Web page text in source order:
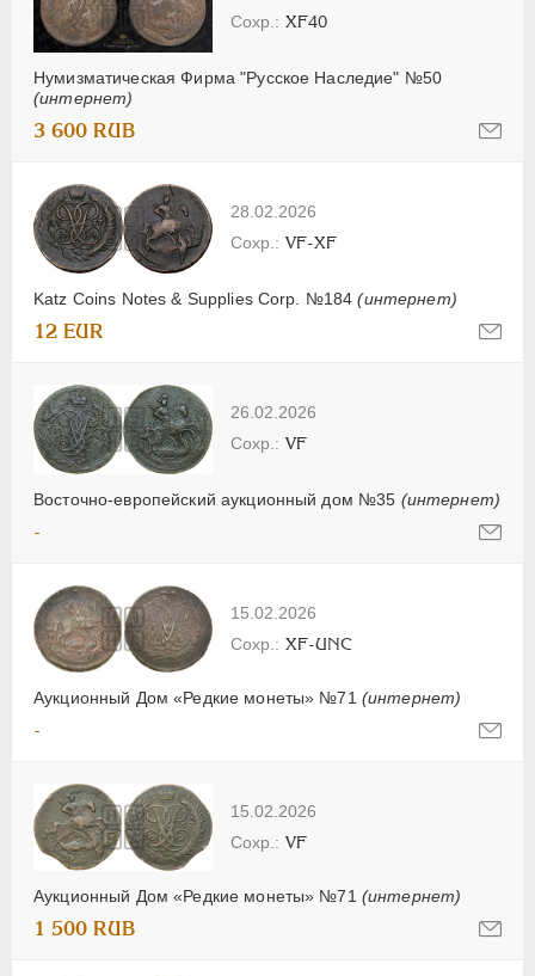
Нумизматическая Фирма "Русское Наследие" №50
(интернет)
XF40
3 600 RUB
28.02.2026
Katz Coins Notes & Supplies Corp. №184(интернет)
VF-XF
12 EUR
26.02.2026
Восточно-европейский аукционный дом №35 (интернет)
VF
-
15.02.2026
Аукционный Дом «Редкие монеты» №71 (интернет)
XF-UNC
-
15.02.2026
Аукционный Дом «Редкие монеты» №71 (интернет)
VF
1 500 RUB